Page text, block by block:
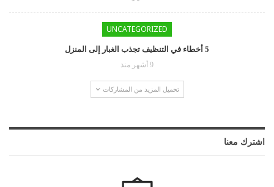
UNCATEGORIZED
5 أخطاء في التنظيف تجذب الغبار إلى المنزل
9 أشهر منذ
تحميل المزيد من المشاركات
اشترك معنا